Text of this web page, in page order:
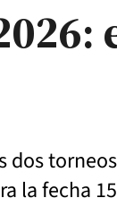
dos
la fecha